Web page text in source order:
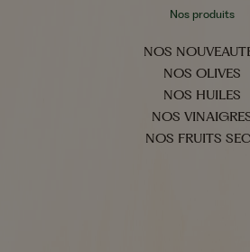
Nos produits
NOS
NOS OLIVES
NOS HUILES
NOS
NOS FRUITS